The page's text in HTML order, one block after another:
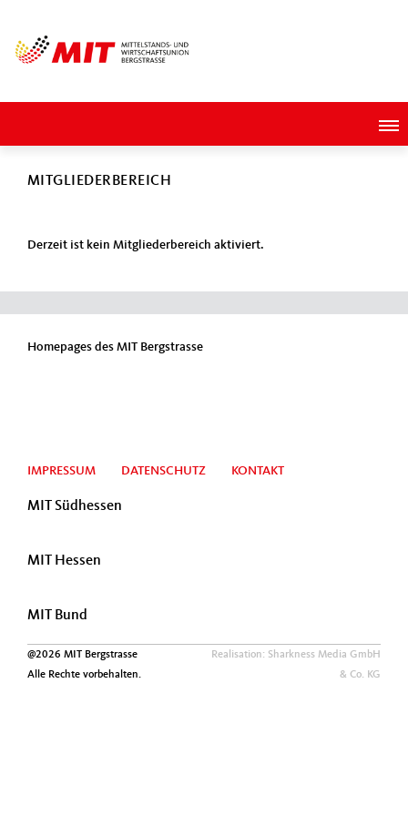
MITGLIEDERBEREICH
Derzeit ist kein Mitgliederbereich aktiviert.
Homepages des MIT Bergstrasse
IMPRESSUM DATENSCHUTZ KONTAKT
MIT Südhessen
MIT Hessen
MIT Bund
@2026 MIT Bergstrasse
Alle Rechte vorbehalten.
Realisation: Sharkness Media GmbH
& Co. KG